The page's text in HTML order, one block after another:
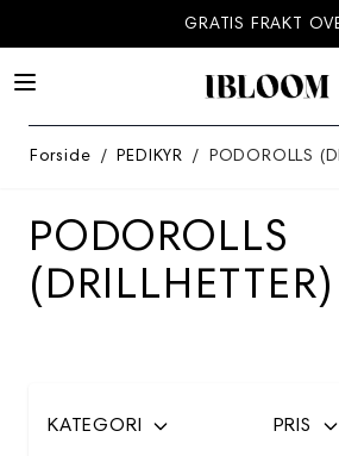
GRATIS FRAKT OVER
Forside / PEDIKYR / PODOROLLS
PODOROLLS
(DRILLHETTER)
KATEGORI PRIS